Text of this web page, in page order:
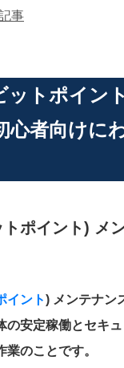
事
ットポイン
心者向けに
ポイント) メ
イント) メンテナン
の安定稼働とセキ
のことです。